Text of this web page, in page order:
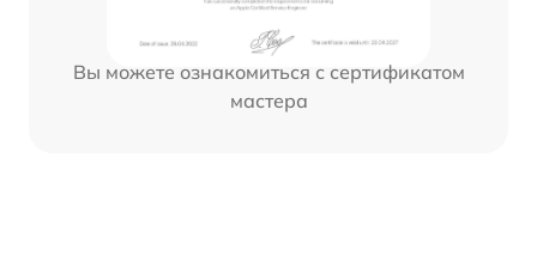
Вы можете ознакомиться с сертификатом
мастера